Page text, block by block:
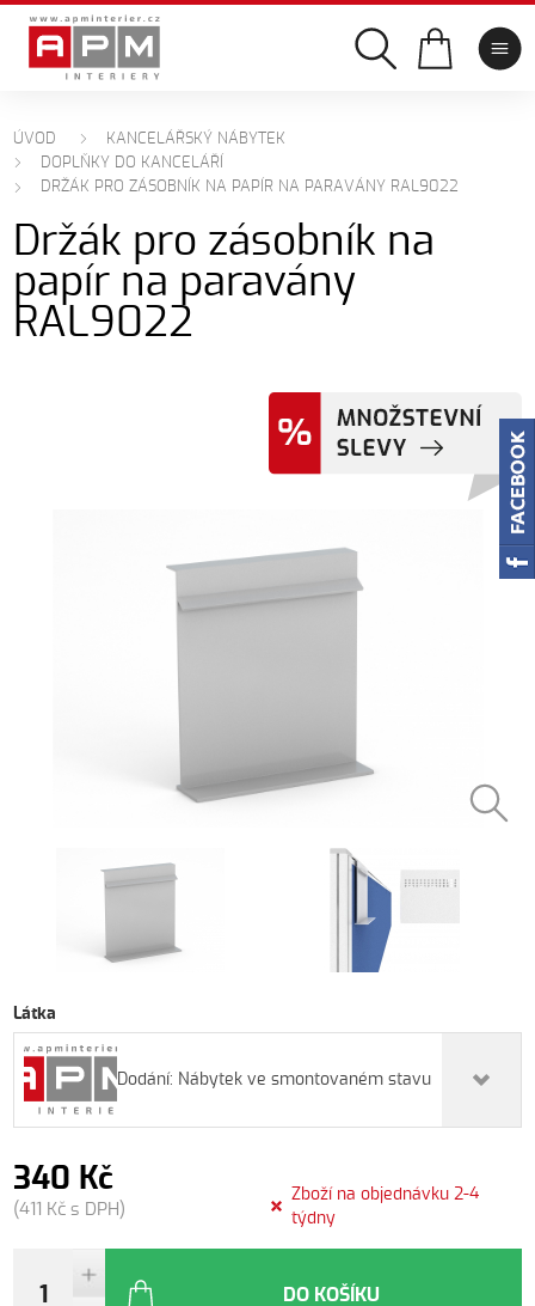
ÚVOD
KANCELÁŘSKÝ NÁBYTEK
DOPLŇKY DO KANCELÁŘÍ
DRŽÁK PRO ZÁSOBNÍK NA PAPÍR NA PARAVÁNY RAL9022
Držák pro zásobník na
papír na paravány
RAL9022
Látka
Dodání: Nábytek ve smontovaném stavu
340 Kč
(411 Kč s DPH)
Zboží na objednávku 2-4
týdny
DO KOŠÍKU